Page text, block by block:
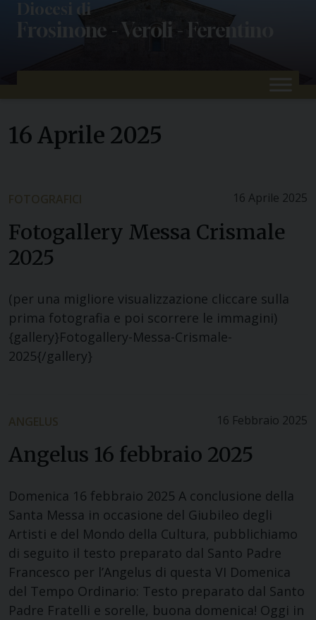
Diocesi di
Frosinone - Veroli - Ferentino
16 Aprile 2025
16 Aprile 2025
FOTOGRAFICI
Fotogallery Messa Crismale
2025
(per una migliore visualizzazione cliccare sulla
prima fotografia e poi scorrere le immagini)
{gallery}Fotogallery-Messa-Crismale-
2025{/gallery}
16 Febbraio 2025
ANGELUS
Angelus 16 febbraio 2025
Domenica 16 febbraio 2025 A conclusione della
Santa Messa in occasione del Giubileo degli
Artisti e del Mondo della Cultura, pubblichiamo
di seguito il testo preparato dal Santo Padre
Francesco per l’Angelus di questa VI Domenica
del Tempo Ordinario: Testo preparato dal Santo
Padre Fratelli e sorelle, buona domenica! Oggi in